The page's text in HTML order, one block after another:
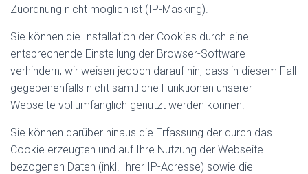
Zuordnung nicht möglich ist (IP-Masking).
Sie können die Installation der Cookies durch eine
entsprechende Einstellung der Browser-Software
verhindern; wir weisen jedoch darauf hin, dass in diesem Fall
gegebenenfalls nicht sämtliche Funktionen unserer
Webseite vollumfänglich genutzt werden können.
Sie können darüber hinaus die Erfassung der durch das
Cookie erzeugten und auf Ihre Nutzung der Webseite
bezogenen Daten (inkl. Ihrer IP-Adresse) sowie die